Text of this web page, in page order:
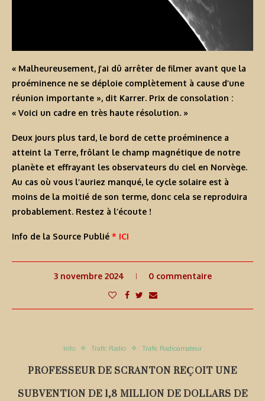
« Malheureusement, j’ai dû arrêter de filmer avant que la
proéminence ne se déploie complètement à cause d’une
réunion importante », dit Karrer. Prix de consolation :
« Voici un cadre en très haute résolution. »
Deux jours plus tard, le bord de cette proéminence a
atteint la Terre, frôlant le champ magnétique de notre
planète et effrayant les observateurs du ciel en Norvège.
Au cas où vous l’auriez manqué, le cycle solaire est à
moins de la moitié de son terme, donc cela se reproduira
probablement. Restez à l’écoute !
Info de la Source Publié * ICI
3 novembre 2024 0 commentaire
Info Trafic Radio Trafic Radioamateur
PROFESSEUR DE SCRANTON REÇOIT UNE
SUBVENTION DE 1,8 MILLION DE DOLLARS DE